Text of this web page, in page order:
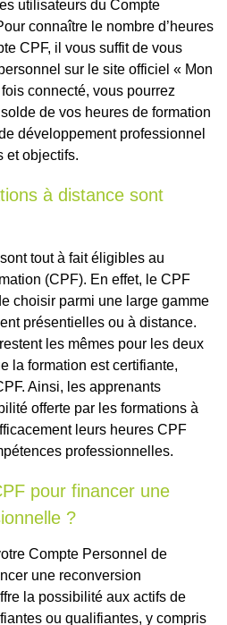
utilisateurs du Compte
connaître le nombre d’heures
CPF, il vous suffit de vous
sur le site officiel « Mon
connecté, vous pourrez
de vos heures de formation
développement professionnel
et objectifs.
à distance sont
tout à fait éligibles au
(CPF). En effet, le CPF
choisir parmi une large gamme
présentielles ou à distance.
les mêmes pour les deux
la formation est certifiante,
Ainsi, les apprenants
offerte par les formations à
leurs heures CPF
professionnelles.
pour financer une
?
Compte Personnel de
une reconversion
la possibilité aux actifs de
ou qualifiantes, y compris